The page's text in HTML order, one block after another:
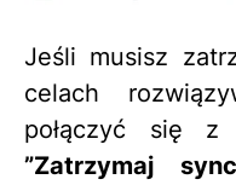
Jeśli musisz
celach
połączyć się z
”Zatrzymaj